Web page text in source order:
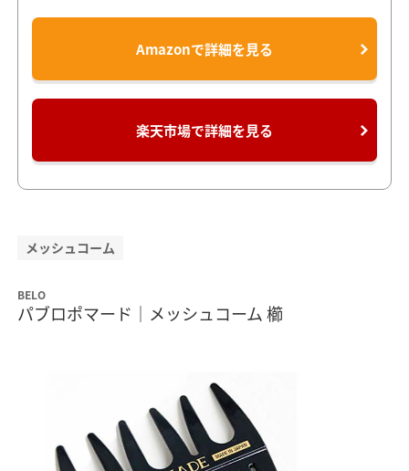
Amazonで詳細を見る
楽天市場で詳細を見る
メッシュコーム
BELO
パブロポマード｜メッシュコーム 櫛